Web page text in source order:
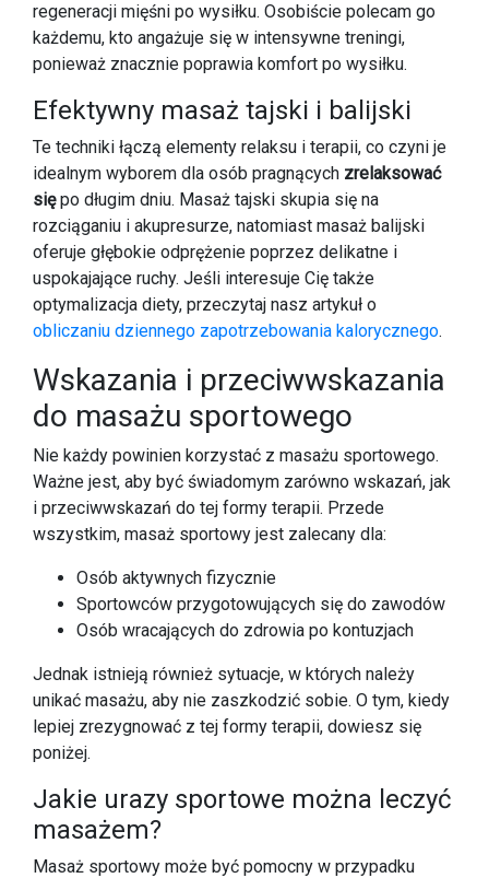
regeneracji mięśni po wysiłku. Osobiście polecam go
każdemu, kto angażuje się w intensywne treningi,
ponieważ znacznie poprawia komfort po wysiłku.
Efektywny masaż tajski i balijski
Te techniki łączą elementy relaksu i terapii, co czyni je
idealnym wyborem dla osób pragnących zrelaksować
siępo długim dniu. Masaż tajski skupia się na
rozciąganiu i akupresurze, natomiast masaż balijski
oferuje głębokie odprężenie poprzez delikatne i
uspokajające ruchy. Jeśli interesuje Cię także
optymalizacja diety, przeczytaj nasz artykuł o
obliczaniu dziennego zapotrzebowania kalorycznego.
Wskazania i przeciwwskazania
do masażu sportowego
Nie każdy powinien korzystać z masażu sportowego.
Ważne jest, aby być świadomym zarówno wskazań, jak
i przeciwwskazań do tej formy terapii. Przede
wszystkim, masaż sportowy jest zalecany dla:
Osób aktywnych fizycznie
Sportowców przygotowujących się do zawodów
Osób wracających do zdrowia po kontuzjach
Jednak istnieją również sytuacje, w których należy
unikać masażu, aby nie zaszkodzić sobie. O tym, kiedy
lepiej zrezygnować z tej formy terapii, dowiesz się
poniżej.
Jakie urazy sportowe można leczyć
masażem?
Masaż sportowy może być pomocny w przypadku